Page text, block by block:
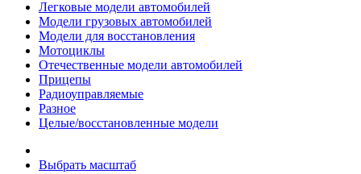
Легковые модели автомобилей
Модели грузовых автомобилей
Модели для восстановления
Мотоциклы
Отечественные модели автомобилей
Прицепы
Радиоуправляемые
Разное
Целые/восстановленные модели
Выбрать масштаб